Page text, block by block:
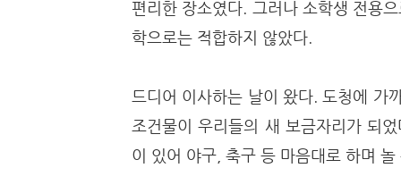
편리한 장소였다. 그러나 소학생 전용
학으로는 적합하지 않았다.
드디어 이사하는 날이 왔다. 도청에 가
조건물이 우리들의 새 보금자리가 되
이 있어 야구, 축구 등 마음대로 하며 놀